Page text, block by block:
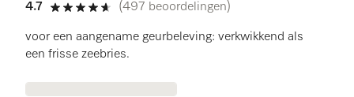
4.7
4.7 sterren op 5
(497 beoordelingen)
voor een aangename geurbeleving: verkwikkend als
een frisse zeebries.